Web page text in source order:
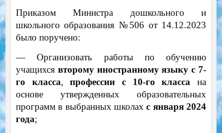
Приказом Министра дошкольного и
школьного образования №506 от 14.12.2023
было поручено:
— Организовать работы по обучению
учащихся второму иностранному языку с 7-
го класса,профессии с 10-го класса на
основе утвержденных образовательных
программ в выбранных школахс января 2024
года;